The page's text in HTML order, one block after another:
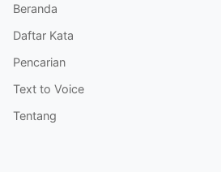
Beranda
Daftar Kata
Pencarian
Text to Voice
Tentang